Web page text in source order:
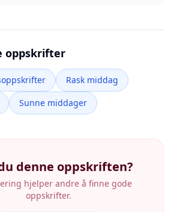
oppskrifter
Rask middag
Sunne middager
denne oppskriften?
hjelper andre å finne gode
oppskrifter.